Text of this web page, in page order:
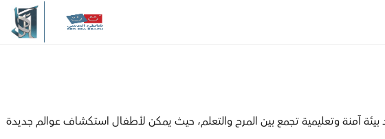
بيئة آمنة وتعليمية تجمع بين المرح والتعلم، حيث يمكن لأطفال استكشاف عوالم جديدة